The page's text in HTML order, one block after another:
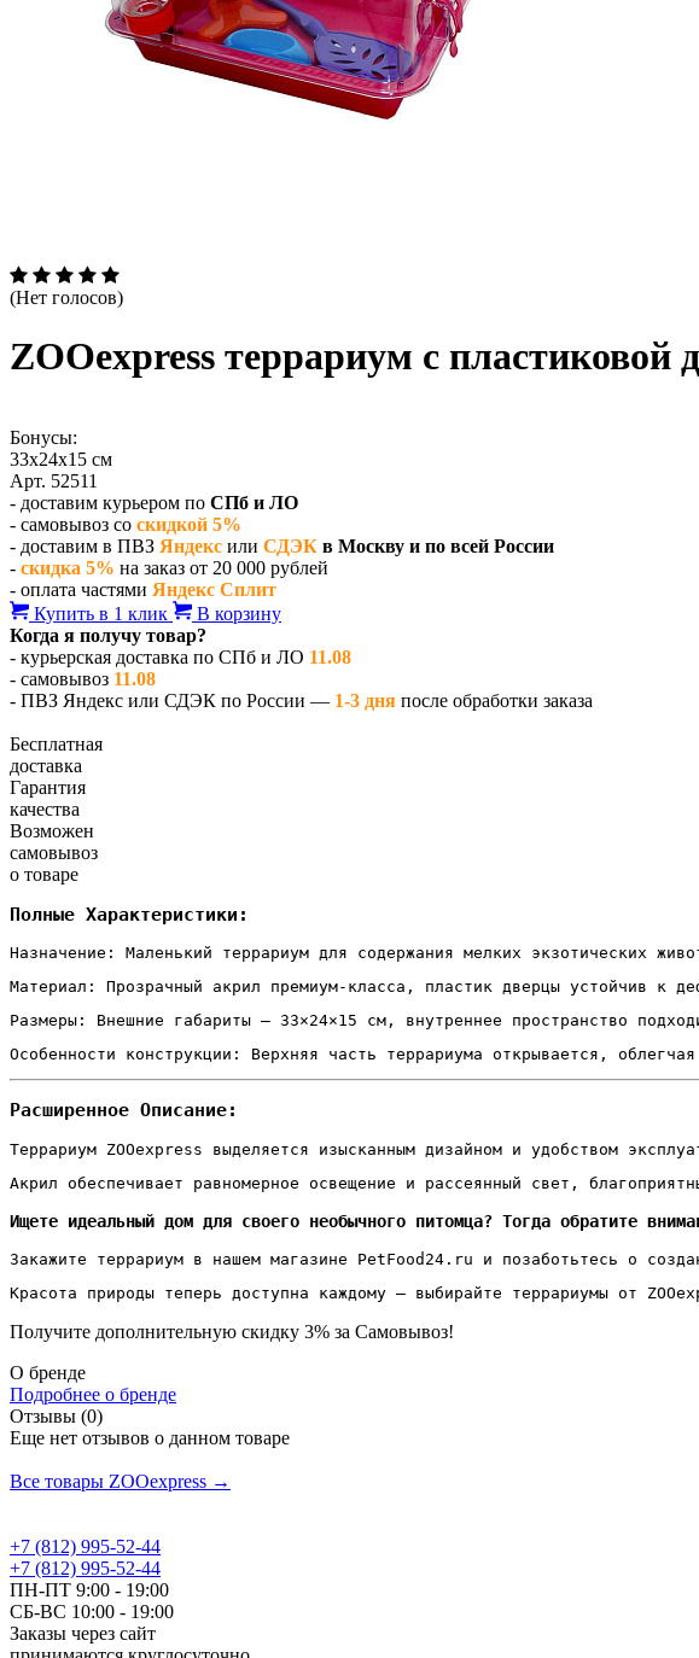
(Нет голосов)
ZOOexpress террариум с
Бонусы:
33х24х15 см
Арт. 52511
- доставим курьером по СПб и ЛО
- самовывоз со скидкой 5%
- доставим в ПВЗ Яндекс или СДЭК в Москву и по всей России
- скидка 5% на заказ от 20 000 рублей
- оплата частями Яндекс Сплит
Купить в 1 клик
В корзину
Когда я получу товар?
- курьерская доставка по СПб и ЛО 11.08
- самовывоз 11.08
- ПВЗ Яндекс или СДЭК по России — 1-3 дня после обработки заказа
Бесплатная
доставка
Гарантия
качества
Возможен
самовывоз
о товаре
Полные Характеристики:
Назначение: Маленький террариум для содержания мелких экзотических
Материал: Прозрачный акрил премиум-класса, пластик дверцы устойчив к
Размеры: Внешние габариты — 33×24×15 см, внутреннее пространство
Особенности конструкции: Верхняя часть террариума открывается,
Расширенное Описание:
Террариум ZOOexpress выделяется изысканным дизайном и удобством
Акрил обеспечивает равномерное освещение и рассеянный свет,
Ищете идеальный дом для своего необычного питомца? Тогда обратите
Закажите террариум в нашем магазине PetFood24.ru и позаботьтесь о
Красота природы теперь доступна каждому — выбирайте террариумы от
Получите дополнительную скидку 3% за Самовывоз!
О бренде
Подробнее о бренде
Отзывы (0)
Еще нет отзывов о данном товаре
Все товары ZOOexpress →
+7 (812) 995-52-44
+7 (812) 995-52-44
ПН-ПТ 9:00 - 19:00
СБ-ВС 10:00 - 19:00
Заказы через сайт